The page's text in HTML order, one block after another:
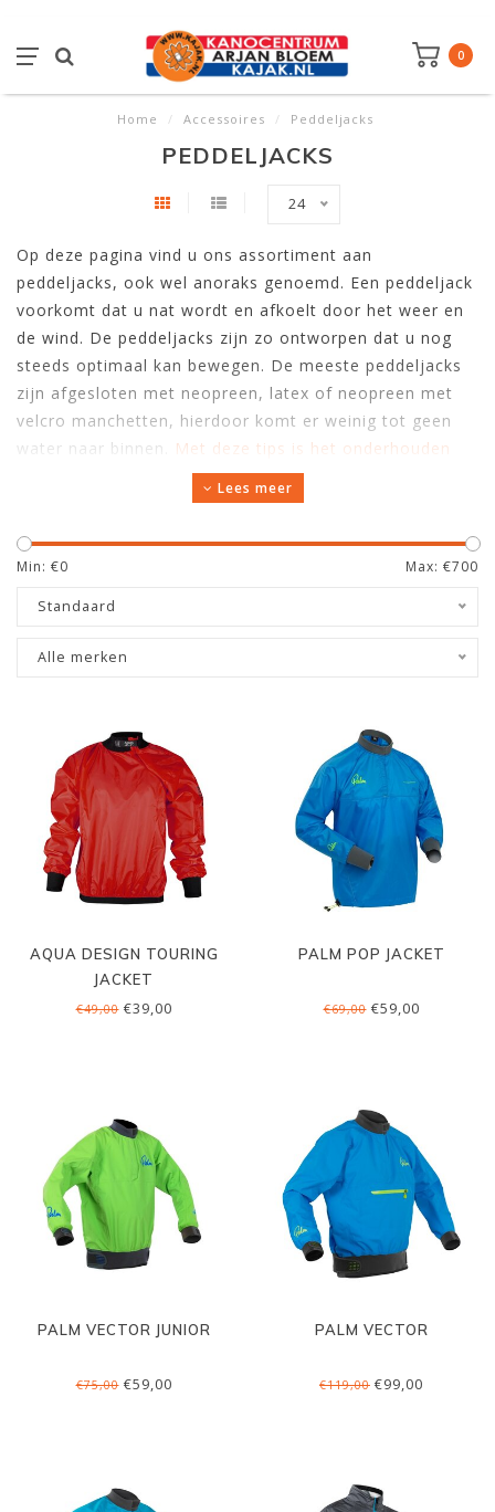
0
Home / Accessoires / Peddeljacks
PEDDELJACKS
24
Op deze pagina vind u ons assortiment aan
peddeljacks, ook wel anoraks genoemd. Een peddeljack
voorkomt dat u nat wordt en afkoelt door het weer en
de wind. De peddeljacks zijn zo ontworpen dat u nog
steeds optimaal kan bewegen. De meeste peddeljacks
zijn afgesloten met neopreen, latex of neopreen met
velcro manchetten, hierdoor komt er weinig tot geen
water naar binnen.
Met deze tips is het onderhouden
van een peddeljack eenvoudig en doeltreffend
Lees meer
Min: €0 Max: €700
Standaard
Alle merken
AQUA DESIGN TOURING
JACKET
€49,00€39,00
PALM POP JACKET
€69,00€59,00
PALM VECTOR JUNIOR
€75,00€59,00
PALM VECTOR
€119,00 €99,00